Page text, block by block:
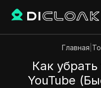
Главная
Как
YouTube